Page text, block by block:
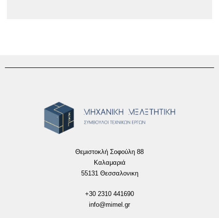
Θεμιστοκλή Σοφούλη 88
Καλαμαριά
55131 Θεσσαλονικη
+30 2310 441690
info@mimel.gr